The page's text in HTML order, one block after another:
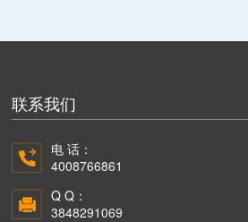
联系我们
电 话：
4008766861
Q Q：
3848291069